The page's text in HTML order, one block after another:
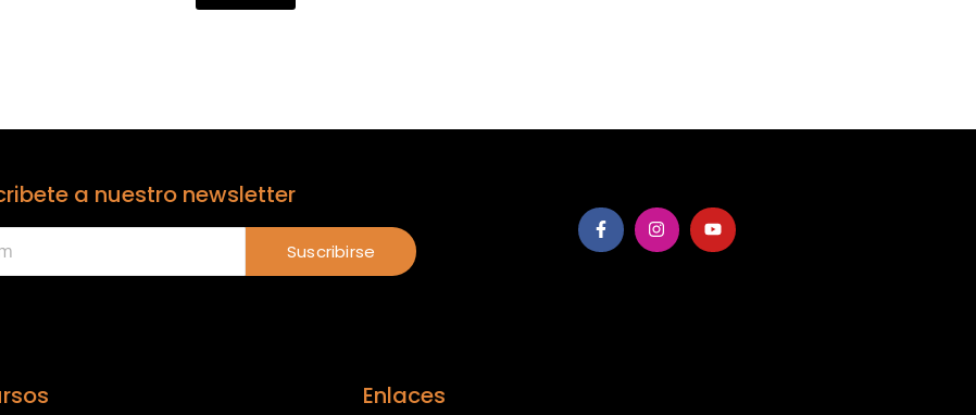
a nuestro newsletter
Suscribirse
Enlaces